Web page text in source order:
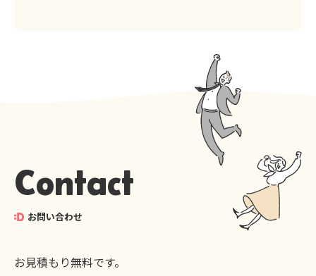
Contact
お問い合わせ
お見積もり無料です。